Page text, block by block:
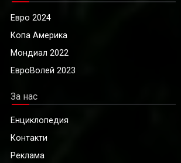
Евро 2024
Копа Америка
Мондиал 2022
ЕвроВолей 2023
За нас
Енциклопедия
Контакти
Реклама